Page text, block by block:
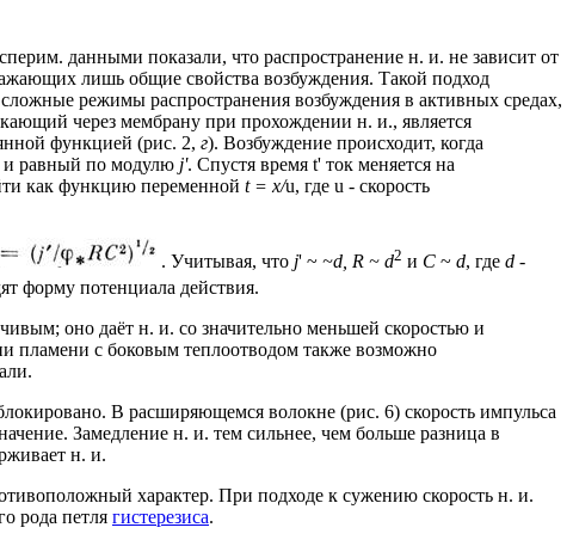
данными показали, что распространение н. и. не зависит от
лишь общие свойства возбуждения. Такой подход
режимы распространения возбуждения в активных средах,
через мембрану при прохождении н. и., является
функцией (рис. 2, г). Возбуждение происходит, когда
и равный по модулю j'. Спустя время t' ток меняется на
как функцию переменной t = х/u, где u - скорость
. Учитывая, что j' ~ ~d, R ~ d2 и С ~ d, где d -
форму потенциала действия.
оно даёт н. и. со значительно меньшей скоростью и
пламени с боковым теплоотводом также возможно
В расширяющемся волокне (рис. 6) скорость импульса
Замедление н. и. тем сильнее, чем больше разница в
н. и.
характер. При подходе к сужению скорость н. и.
рода петля гистерезиса.